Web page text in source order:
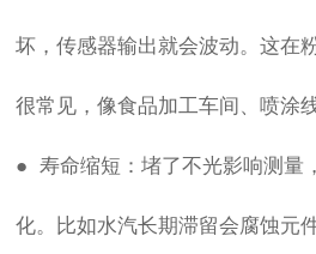
坏，传感器输出就会波动。这在
很常见，像食品加工车间、喷涂
● 寿命缩短：堵了不光影响测量
化。比如水汽长期滞留会腐蚀元